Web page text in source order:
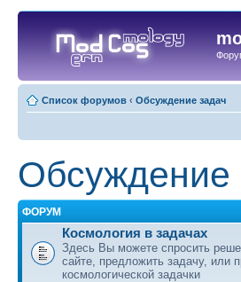
Список форумов ‹ Обсуждение задач
Обсуждение
ФОРУМ
Космология в задачах
Здесь Вы можете спросить
сайте, предложить задачу, или
космологической задачки